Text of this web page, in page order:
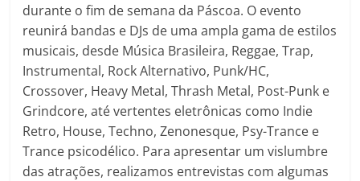
durante o fim de semana da Páscoa. O evento
reunirá bandas e DJs de uma ampla gama de estilos
musicais, desde Música Brasileira, Reggae, Trap,
Instrumental, Rock Alternativo, Punk/HC,
Crossover, Heavy Metal, Thrash Metal, Post-Punk e
Grindcore, até vertentes eletrônicas como Indie
Retro, House, Techno, Zenonesque, Psy-Trance e
Trance psicodélico. Para apresentar um vislumbre
das atrações, realizamos entrevistas com algumas